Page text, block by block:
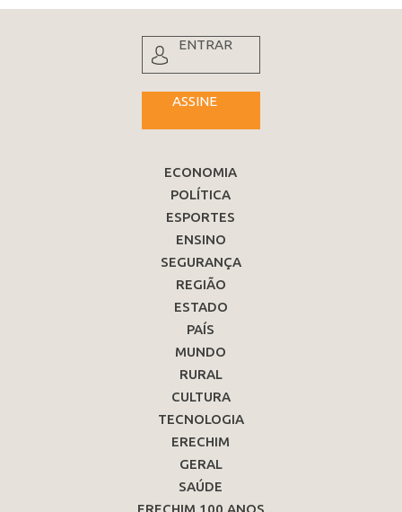
ENTRAR
ASSINE
ECONOMIA
POLÍTICA
ESPORTES
ENSINO
SEGURANÇA
REGIÃO
ESTADO
PAÍS
MUNDO
RURAL
CULTURA
TECNOLOGIA
ERECHIM
GERAL
SAÚDE